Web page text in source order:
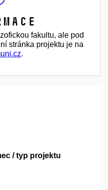
fakultu, ale pod
stránka projektu je na
.
/ typ projektu